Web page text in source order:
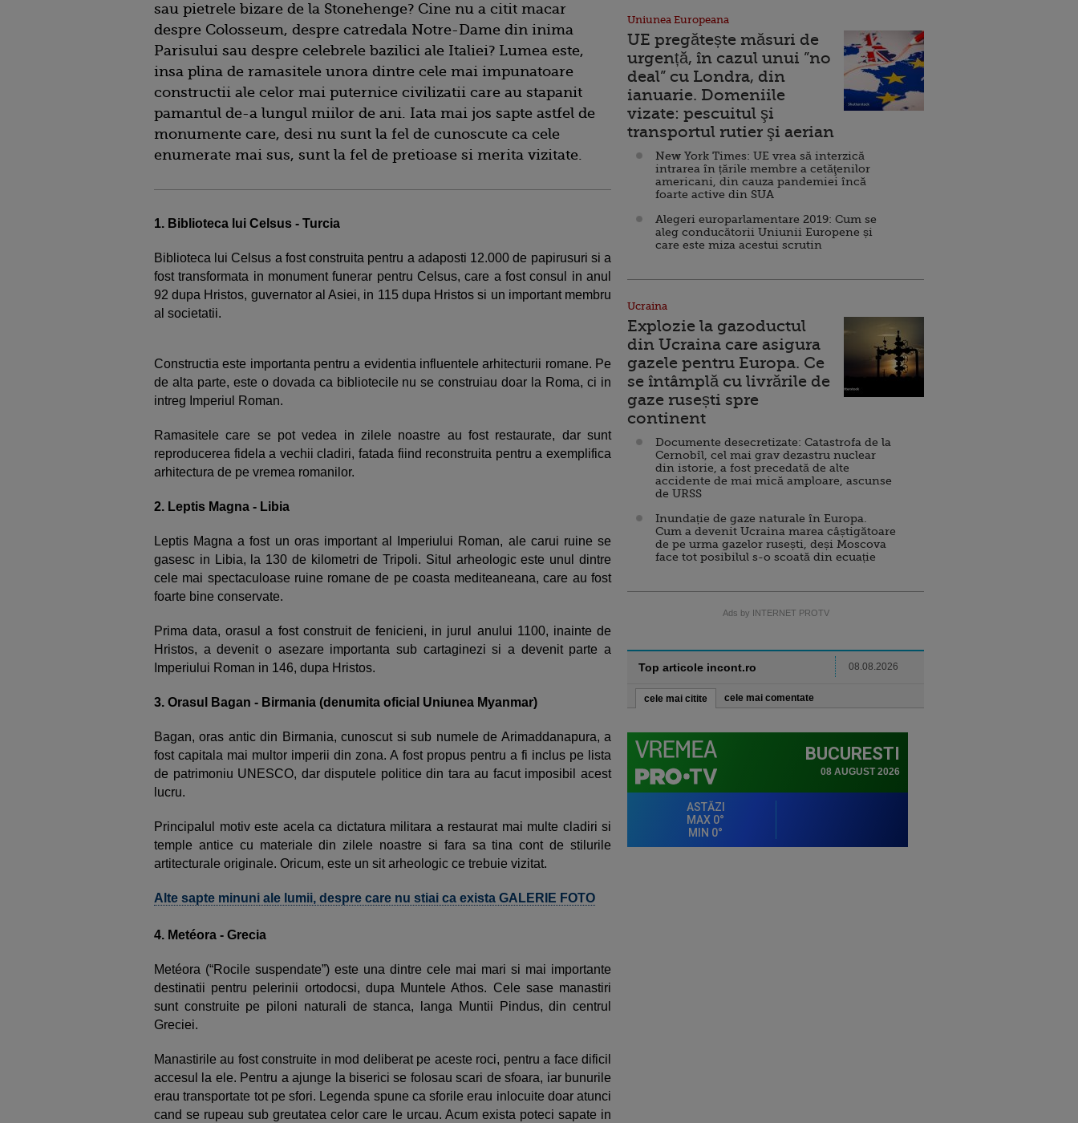
sau pietrele bizare de la Stonehenge? Cine nu a citit macar
despre Colosseum, despre catredala Notre-Dame din inima
Parisului sau despre celebrele bazilici ale Italiei? Lumea este,
insa plina de ramasitele unora dintre cele mai impunatoare
constructii ale celor mai puternice civilizatii care au stapanit
pamantul de-a lungul miilor de ani. Iata mai jos sapte astfel de
monumente care, desi nu sunt la fel de cunoscute ca cele
enumerate mai sus, sunt la fel de pretioase si merita vizitate.
1. Biblioteca lui Celsus - Turcia
Biblioteca lui Celsus a fost construita pentru a adaposti 12.000 de papirusuri si a
fost transformata in monument funerar pentru Celsus, care a fost consul in anul
92 dupa Hristos, guvernator al Asiei, in 115 dupa Hristos si un important membru
al societatii.
Constructia este importanta pentru a evidentia influentele arhitecturii romane. Pe
de alta parte, este o dovada ca bibliotecile nu se construiau doar la Roma, ci in
intreg Imperiul Roman.
Ramasitele care se pot vedea in zilele noastre au fost restaurate, dar sunt
reproducerea fidela a vechii cladiri, fatada fiind reconstruita pentru a exemplifica
arhitectura de pe vremea romanilor.
2. Leptis Magna - Libia
Leptis Magna a fost un oras important al Imperiului Roman, ale carui ruine se
gasesc in Libia, la 130 de kilometri de Tripoli. Situl arheologic este unul dintre
cele mai spectaculoase ruine romane de pe coasta mediteaneana, care au fost
foarte bine conservate.
Prima data, orasul a fost construit de fenicieni, in jurul anului 1100, inainte de
Hristos, a devenit o asezare importanta sub cartaginezi si a devenit parte a
Imperiului Roman in 146, dupa Hristos.
3. Orasul Bagan - Birmania (denumita oficial Uniunea Myanmar)
Bagan, oras antic din Birmania, cunoscut si sub numele de Arimaddanapura, a
fost capitala mai multor imperii din zona. A fost propus pentru a fi inclus pe lista
de patrimoniu UNESCO, dar disputele politice din tara au facut imposibil acest
lucru.
Principalul motiv este acela ca dictatura militara a restaurat mai multe cladiri si
temple antice cu materiale din zilele noastre si fara sa tina cont de stilurile
artitecturale originale. Oricum, este un sit arheologic ce trebuie vizitat.
Alte sapte minuni ale lumii, despre care nu stiai ca exista GALERIE FOTO
4. Metéora - Grecia
Metéora (“Rocile suspendate”) este una dintre cele mai mari si mai importante
destinatii pentru pelerinii ortodocsi, dupa Muntele Athos. Cele sase manastiri
sunt construite pe piloni naturali de stanca, langa Muntii Pindus, din centrul
Greciei.
Manastirile au fost construite in mod deliberat pe aceste roci, pentru a face dificil
accesul la ele. Pentru a ajunge la biserici se folosau scari de sfoara, iar bunurile
erau transportate tot pe sfori. Legenda spune ca sforile erau inlocuite doar atunci
cand se rupeau sub greutatea celor care le urcau. Acum exista poteci sapate in
Uniunea Europeana
UE pregătește măsuri de
urgență, în cazul unui ”no
deal” cu Londra, din
ianuarie. Domeniile
vizate: pescuitul şi
transportul rutier şi aerian
New York Times: UE vrea să interzică
intrarea în țările membre a cetăţenilor
americani, din cauza pandemiei încă
foarte active din SUA
Alegeri europarlamentare 2019: Cum se
aleg conducătorii Uniunii Europene și
care este miza acestui scrutin
Ucraina
Explozie la gazoductul
din Ucraina care asigura
gazele pentru Europa. Ce
se întâmplă cu livrările de
gaze rusești spre
continent
Documente desecretizate: Catastrofa de la
Cernobîl, cel mai grav dezastru nuclear
din istorie, a fost precedată de alte
accidente de mai mică amploare, ascunse
de URSS
Inundație de gaze naturale în Europa.
Cum a devenit Ucraina marea câștigătoare
de pe urma gazelor rusești, deși Moscova
face tot posibilul s-o scoată din ecuație
Ads by INTERNET PROTV
Top articole incont.ro 08.08.2026
cele mai citite cele mai comentate